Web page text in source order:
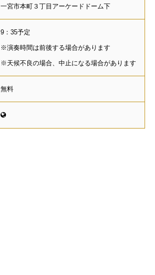
一宮市本町３丁目アーケードドーム下
9：35予定
※演奏時間は前後する場合があります
※天候不良の場合、中止になる場合があります
無料